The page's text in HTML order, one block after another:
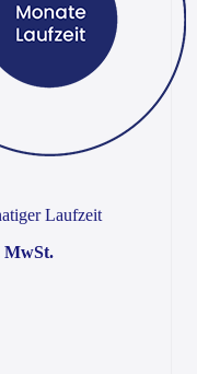
Laufzeit
MwSt.